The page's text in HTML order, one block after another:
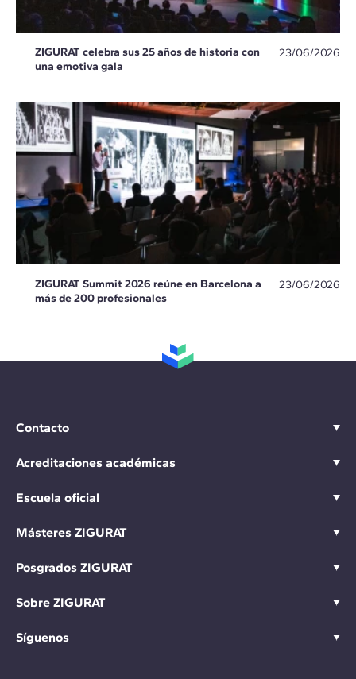
ZIGURAT celebra sus 25 años de historia con
una emotiva gala
23/06/2026
ZIGURAT Summit 2026 reúne en Barcelona a
más de 200 profesionales
23/06/2026
Contacto
Acreditaciones académicas
Escuela oficial
Másteres ZIGURAT
Posgrados ZIGURAT
Sobre ZIGURAT
Síguenos